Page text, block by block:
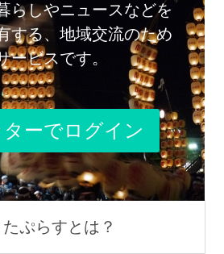
らしやニュースなどを
する、地域交流のため
ービスです。
ーでログイン
ぷらすとは？